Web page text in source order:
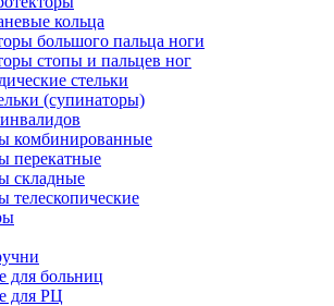
кольца
большого пальца ноги
стопы и пальцев ног
стельки
(супинаторы)
комбинированные
перекатные
складные
телескопические
для больниц
для РЦ